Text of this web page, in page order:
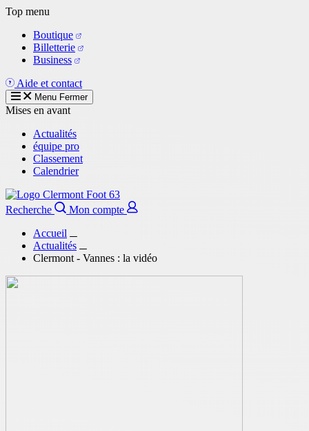
Aller
contenu
principal
Top menu
Boutique
Billetterie
Business
Aide et contact
Menu Fermer
Mises en avant
Actualités
équipe pro
Classement
Calendrier
Recherche
Mon compte
Accueil
Actualités
Clermont - Vannes : la vidéo